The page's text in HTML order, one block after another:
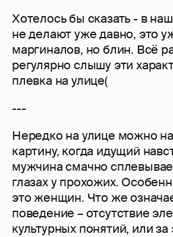
Хотелось бы сказать - в
не делают уже давно, это
маргиналов, но блин. Всё
регулярно слышу эти
плевка на улице(
---
Нередко на улице можно
картину, когда идущий
мужчина смачно
глазах у прохожих.
это женщин. Что же
поведение – отсутствие
культурных понятий, или за